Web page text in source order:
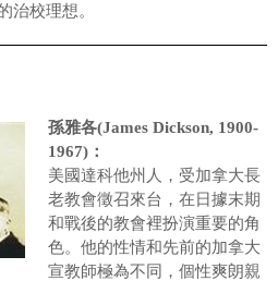
治校理想。
孫雅各(James Dickson, 1900-
1967)：
美國達科他州人，受加拿大長
老教會徵召來台，在日據末期
和戰後的教會裡扮演重要的角
色。他的性情和先前的加拿大
宣教師極為不同，個性爽朗親